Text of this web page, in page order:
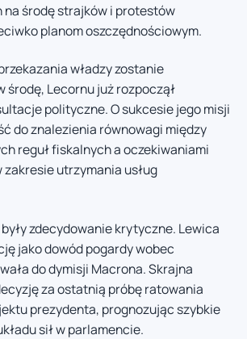
środę strajków i protestów
planom oszczędnościowym.
władzy zostanie
środę, Lecornu już rozpoczął
polityczne. O sukcesie jego misji
do znalezienia równowagi między
reguł fiskalnych a oczekiwaniami
zakresie utrzymania usług
zdecydowanie krytyczne. Lewica
jako dowód pogardy wobec
do dymisji Macrona. Skrajna
za ostatnią próbę ratowania
prezydenta, prognozując szybkie
sił w parlamencie.